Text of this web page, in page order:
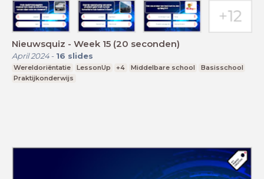
Nieuwsquiz - Week 15 (20 seconden)
April 2024- 16 slides
Wereldoriëntatie LessonUp +4 Middelbare school
Basisschool
Praktijkonderwijs